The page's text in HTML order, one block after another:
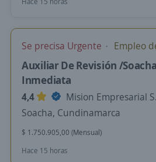
Se precisa Urgente Empleo
Auxiliar De Revisión /
Inmediata
4,4
Mision Empresarial
Soacha, Cundinamarca
$ 1.750.905,00 (Mensual)
Hace 15 horas